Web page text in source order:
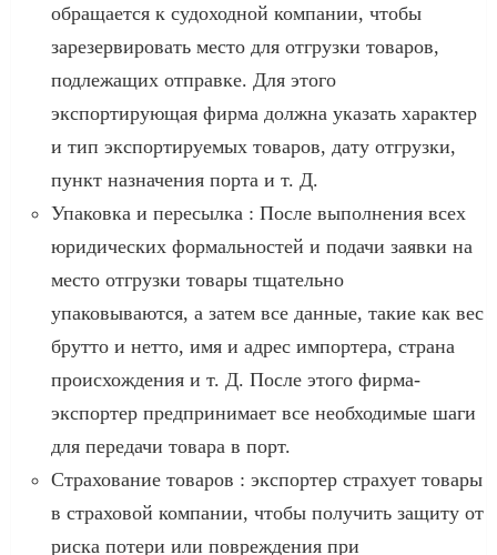
обращается к судоходной компании, чтобы
зарезервировать место для отгрузки товаров,
подлежащих отправке. Для этого
экспортирующая фирма должна указать характер
и тип экспортируемых товаров, дату отгрузки,
пункт назначения порта и т. Д.
Упаковка и пересылка : После выполнения всех
юридических формальностей и подачи заявки на
место отгрузки товары тщательно
упаковываются, а затем все данные, такие как вес
брутто и нетто, имя и адрес импортера, страна
происхождения и т. Д. После этого фирма-
экспортер предпринимает все необходимые шаги
для передачи товара в порт.
Страхование товаров : экспортер страхует товары
в страховой компании, чтобы получить защиту от
риска потери или повреждения при